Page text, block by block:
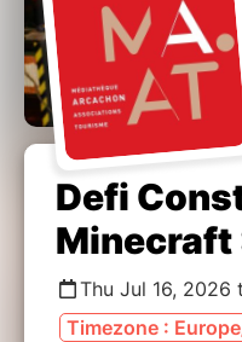
Defi
Minecraft
Thu Jul 16, 2026
Timezone :